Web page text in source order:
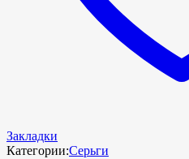
Закладки
Категории:Серьги